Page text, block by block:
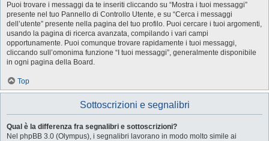
Puoi trovare i messaggi da te inseriti cliccando su “Mostra i tuoi messaggi”
presente nel tuo Pannello di Controllo Utente, e su “Cerca i messaggi
dell’utente” presente nella pagina del tuo profilo. Puoi cercare i tuoi argomenti,
usando la pagina di ricerca avanzata, compilando i vari campi
opportunamente. Puoi comunque trovare rapidamente i tuoi messaggi,
cliccando sull’omonima funzione “I tuoi messaggi”, generalmente disponibile
in ogni pagina della Board.
Top
Sottoscrizioni e segnalibri
Qual è la differenza fra segnalibri e sottoscrizioni?
Nel phpBB 3.0 (Olympus), i segnalibri lavorano in modo molto simile ai